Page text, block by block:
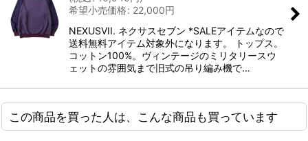
希望小売価格: 22,000円
NEXUSVII. ネクサスセブン *SALEアイテムなので
送料無料アイテム対象外になります。 トップス。
コットン100%。ヴィンテージのミリタリースウ
ェットの雰囲気まで旧式の吊り編み機で…
この商品を買った人は、こんな商品も買っています